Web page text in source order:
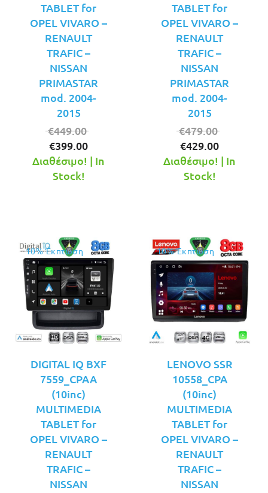
TABLET for
OPEL VIVARO –
RENAULT
TRAFIC –
NISSAN
PRIMASTAR
mod. 2004-
2015
€449.00
was:
€399.00
τρέχουσα
Διαθέσιμο! | In
Stock!
TABLET for
OPEL VIVARO –
RENAULT
TRAFIC –
NISSAN
PRIMASTAR
mod. 2004-
2015
€479.00
was:
€429.00
τρέχουσα
Διαθέσιμο! | In
Stock!
10% Έκπτωση
DIGITAL IQ BXF
7559_CPAA
(10inc)
MULTIMEDIA
TABLET for
OPEL VIVARO –
RENAULT
TRAFIC –
NISSAN
10% Έκπτωση
LENOVO SSR
10558_CPA
(10inc)
MULTIMEDIA
TABLET for
OPEL VIVARO –
RENAULT
TRAFIC –
NISSAN